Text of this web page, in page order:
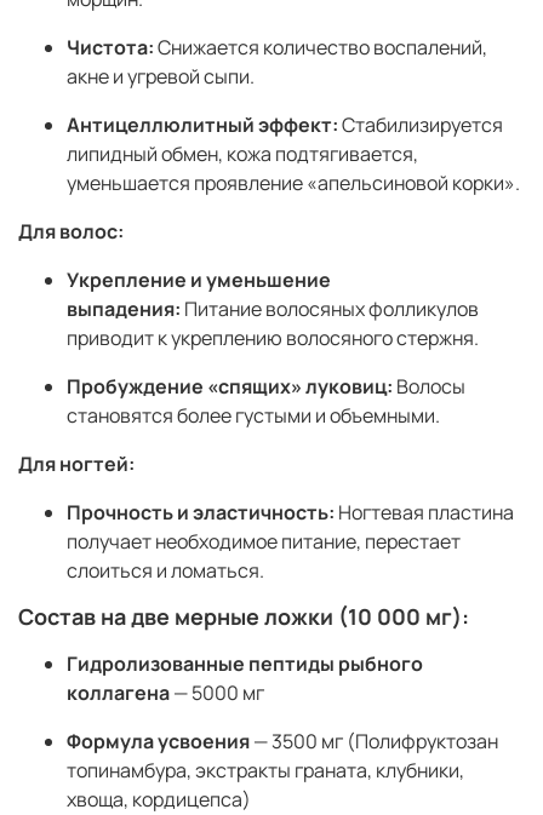
Чистота:Снижается количество воспалений,
акне и угревой сыпи.
Антицеллюлитный эффект:Стабилизируется
липидный обмен, кожа подтягивается,
уменьшается проявление «апельсиновой корки».
Для волос:
Укрепление и уменьшение
выпадения: Питание волосяных фолликулов
приводит к укреплению волосяного стержня.
Пробуждение «спящих» луковиц: Волосы
становятся более густыми и объемными.
Для ногтей:
Прочность и эластичность: Ногтевая пластина
получает необходимое питание, перестает
слоиться и ломаться.
Состав на две мерные ложки (10 000 мг):
Гидролизованные пептиды рыбного
коллагена— 5000 мг
Формула усвоения— 3500 мг (Полифруктозан
топинамбура, экстракты граната, клубники,
хвоща, кордицепса)